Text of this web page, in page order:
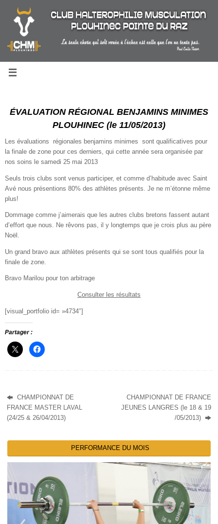
contenu
ÉVALUATION RÉGIONAL BENJAMINS MINIMES
PLOUHINEC (le 11/05/2013)
Les évaluations régionales benjamins minimes sont qualificatives pour
la finale de zone pour ces derniers, qui cette année sera organisée par
nos soins le samedi 25 mai 2013
Seuls trois clubs sont venus participer, et comme d’habitude avec Saint
Avé nous présentions 80% des athlètes présents. Je ne m’étonne même
plus!
Dommage comme j’aimerais que les autres clubs bretons fassent autant
d’effort que nous. Ne rêvons pas, il y longtemps que je crois plus au père
Noël.
Un grand bravo aux athlètes présents qui se sont tous qualifiés pour la
finale de zone.
Bravo Marilou pour ton arbitrage
Consulter les résultats
[visual_portfolio id= »4734″]
Partager :
CHAMPIONNAT DE
FRANCE MASTER LAVAL
(24/25 & 26/04/2013)
CHAMPIONNAT DE FRANCE
JEUNES LANGRES (le 18 & 19
/05/2013)
PERFORMANCE DU MOIS